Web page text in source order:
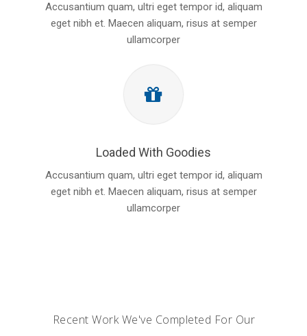
Accusantium quam, ultri eget tempor id, aliquam
eget nibh et. Maecen aliquam, risus at semper
ullamcorper
Loaded With Goodies
Accusantium quam, ultri eget tempor id, aliquam
eget nibh et. Maecen aliquam, risus at semper
ullamcorper
Recent Work We've Completed For Our